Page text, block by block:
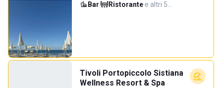
Bar· Ristorante·e altri 5…
Tivoli Portopiccolo Sistiana
Wellness Resort & Spa